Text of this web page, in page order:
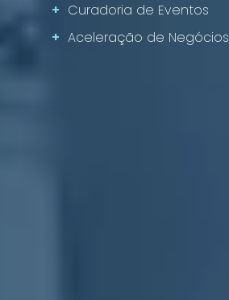
+ Curadoria de Eventos
+ Aceleração de Negócios